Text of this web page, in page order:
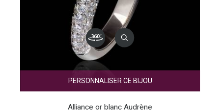
PERSONNALISER CE BIJOU
Alliance or blanc Audrène